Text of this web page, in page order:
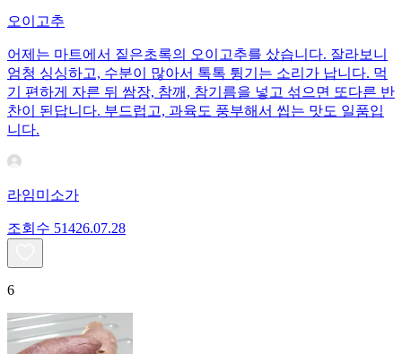
오이고추
어제는 마트에서 짙은초록의 오이고추를 샀습니다. 잘라보니
엄청 싱싱하고, 수분이 많아서 톡톡 튕기는 소리가 납니다. 먹
기 편하게 자른 뒤 쌈장, 참깨, 참기름을 넣고 섞으면 또다른 반
찬이 된답니다. 부드럽고, 과육도 풍부해서 씹는 맛도 일품입
니다.
라임미소가
조회수 51426.07.28
6